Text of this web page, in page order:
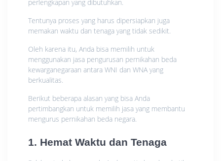
perlengkapan yang dibutuhkan.
Tentunya proses yang harus dipersiapkan juga
memakan waktu dan tenaga yang tidak sedikit.
Oleh karena itu, Anda bisa memilih untuk
menggunakan jasa pengurusan pernikahan beda
kewarganegaraan antara WNI dan WNA yang
berkualitas.
Berikut beberapa alasan yang bisa Anda
pertimbangkan untuk memilih jasa yang membantu
mengurus pernikahan beda negara.
1. Hemat Waktu dan Tenaga